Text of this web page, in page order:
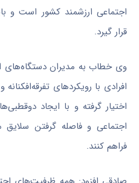
اجتماعی ارزشمند کشور است و
قرار گیرد.
وی خطاب به مدیران دستگاه‌های
افرادی با رویکردهای
اختیار گرفته و با ایجاد
اجتماعی و فاصله گرفتن
فراهم کنند.